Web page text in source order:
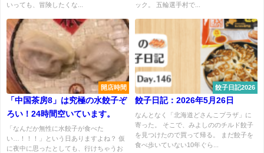
いっても、冒険したくな...
ック。 五輪選手村で...
開店時間
「中国茶房8」は究極の水餃子ぞ
ろい！24時間空いています。
「なんだか無性に水餃子が食べた
い…！！！」という日ありますよね？ 仮
に夜中に思ったとしても、行けちゃうお
餃子日記2026
餃子日記：2026年5月26日
なんとなく「北海道どさんこプラザ」に
寄った。 そこで、みよしののチルド餃子
を見つけたので買って帰る。 まだ餃子を
食べ歩いていない10年ぐら...